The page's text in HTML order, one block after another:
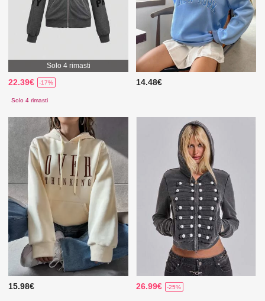
Solo 4 rimasti
22.39€ -17%
Solo 4 rimasti
14.48€
15.98€ 26.99€ -25%